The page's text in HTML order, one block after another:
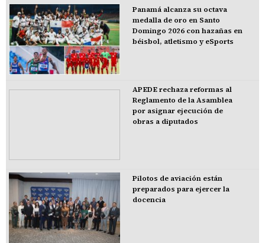
Panamá alcanza su octava
medalla de oro en Santo
Domingo 2026 con hazañas en
béisbol, atletismo y eSports
APEDE rechaza reformas al
Reglamento de la Asamblea
por asignar ejecución de
obras a diputados
Pilotos de aviación están
preparados para ejercer la
docencia